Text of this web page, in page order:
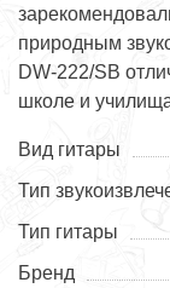
природным
DW-222/SB
школе и
Вид гитары
Тип
Тип гитары
Бренд